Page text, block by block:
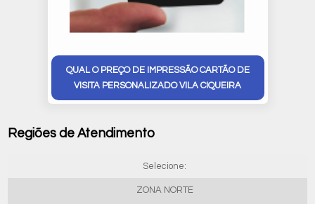
QUAL O PREÇO DE IMPRESSÃO CARTÃO DE
VISITA PERSONALIZADO VILA CIQUEIRA
Regiões de Atendimento
Selecione:
ZONA NORTE